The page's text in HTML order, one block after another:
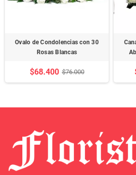
Ovalo de Condolencias con 30
Rosas Blancas
$68.400 $76.000